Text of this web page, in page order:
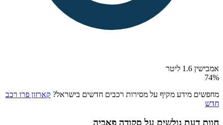
אמבישין 1.6 ליטר
74%
מחפשים מידע מקיף על מסירות רכבים חדשים בישראל? קארזון פרו רכב
חדש
חוות דעת גולשים על סקודה פאביה